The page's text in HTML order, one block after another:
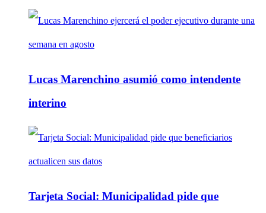
Lucas Marenchino asumió como intendente
interino
Tarjeta Social: Municipalidad pide que